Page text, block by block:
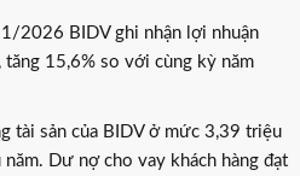
2026 BIDV ghi nhận lợi nhuận
15,6% so với cùng kỳ năm
tài sản của BIDV ở mức 3,39 triệu
Dư nợ cho vay khách hàng đạt